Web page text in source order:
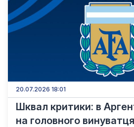
20.07.2026 18:01
Шквал критики: в
на головного